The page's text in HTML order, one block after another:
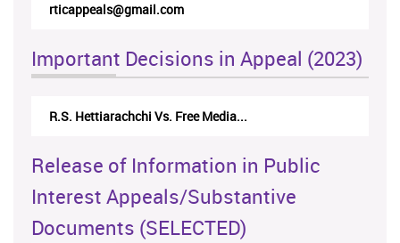
rticappeals@gmail.com
Important Decisions in Appeal (2023)
R.S. Hettiarachchi Vs. Free Media...
Release of Information in Public
Interest Appeals/Substantive
Documents (SELECTED)